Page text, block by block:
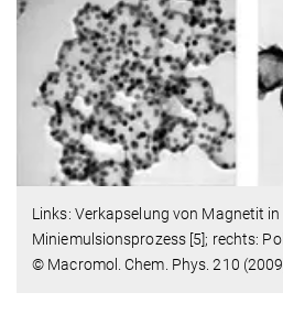
Links: Verkapselung von Magnetit
Miniemulsionsprozess [5]; rechts:
© Macromol. Chem. Phys. 210